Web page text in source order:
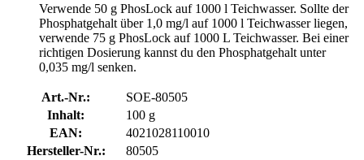
Verwende 50 g PhosLock auf 1000 l Teichwasser. Sollte der
Phosphatgehalt über 1,0 mg/l auf 1000 l Teichwasser liegen,
verwende 75 g PhosLock auf 1000 L Teichwasser. Bei einer
richtigen Dosierung kannst du den Phosphatgehalt unter
0,035 mg/l senken.
Art.-Nr.:
SOE-80505
Inhalt:
100 g
EAN:
4021028110010
Hersteller-Nr.:
80505